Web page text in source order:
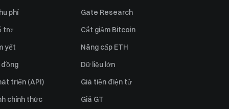
phí
trợ
yết
đồng
triển (API)
chính thức
Gate Research
Cắt giảm Bitcoin
Nâng cấp ETH
Dữ liệu lớn
Giá tiền điện tử
Giá GT